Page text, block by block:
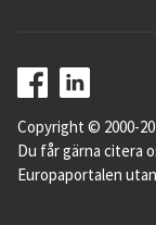
Copyright © 2000-
Du får gärna citera
Europaportalen